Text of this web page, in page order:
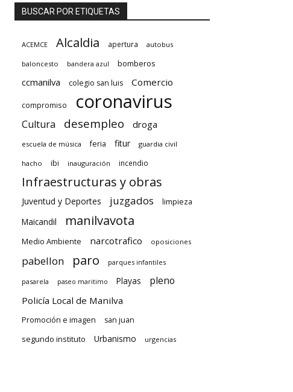
BUSCAR POR ETIQUETAS
ACEMCE Alcaldia apertura autobus
baloncesto bandera azul bomberos
ccmanilva colegio san luis Comercio
compromiso coronavirus
Cultura desempleo droga
escuela de música feria fitur guardia civil
hacho ibi inauguración incendio
Infraestructuras y obras
Juventud y Deportes juzgados
limpieza
Maicandil
manilvavota
Medio Ambiente narcotrafico oposiciones
pabellon paro parques infantiles
pasarela paseo maritimo Playas pleno
Policía Local de Manilva
Promoción e imagen san juan
segundo instituto Urbanismo urgencias